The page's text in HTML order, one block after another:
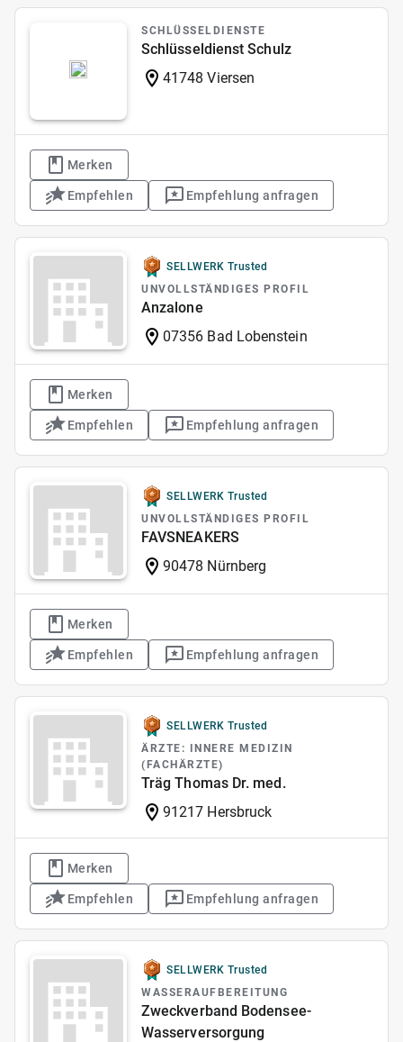
SCHLÜSSELDIENSTE
Schlüsseldienst Schulz
41748 Viersen
Merken
Empfehlen Empfehlung anfragen
SELLWERK Trusted
UNVOLLSTÄNDIGES PROFIL
Anzalone
07356 Bad Lobenstein
Merken
Empfehlen Empfehlung anfragen
SELLWERK Trusted
UNVOLLSTÄNDIGES PROFIL
FAVSNEAKERS
90478 Nürnberg
Merken
Empfehlen Empfehlung anfragen
SELLWERK Trusted
ÄRZTE: INNERE MEDIZIN
(FACHÄRZTE)
Träg Thomas Dr. med.
91217 Hersbruck
Merken
Empfehlen Empfehlung anfragen
SELLWERK Trusted
WASSERAUFBEREITUNG
Zweckverband Bodensee-
Wasserversorgung